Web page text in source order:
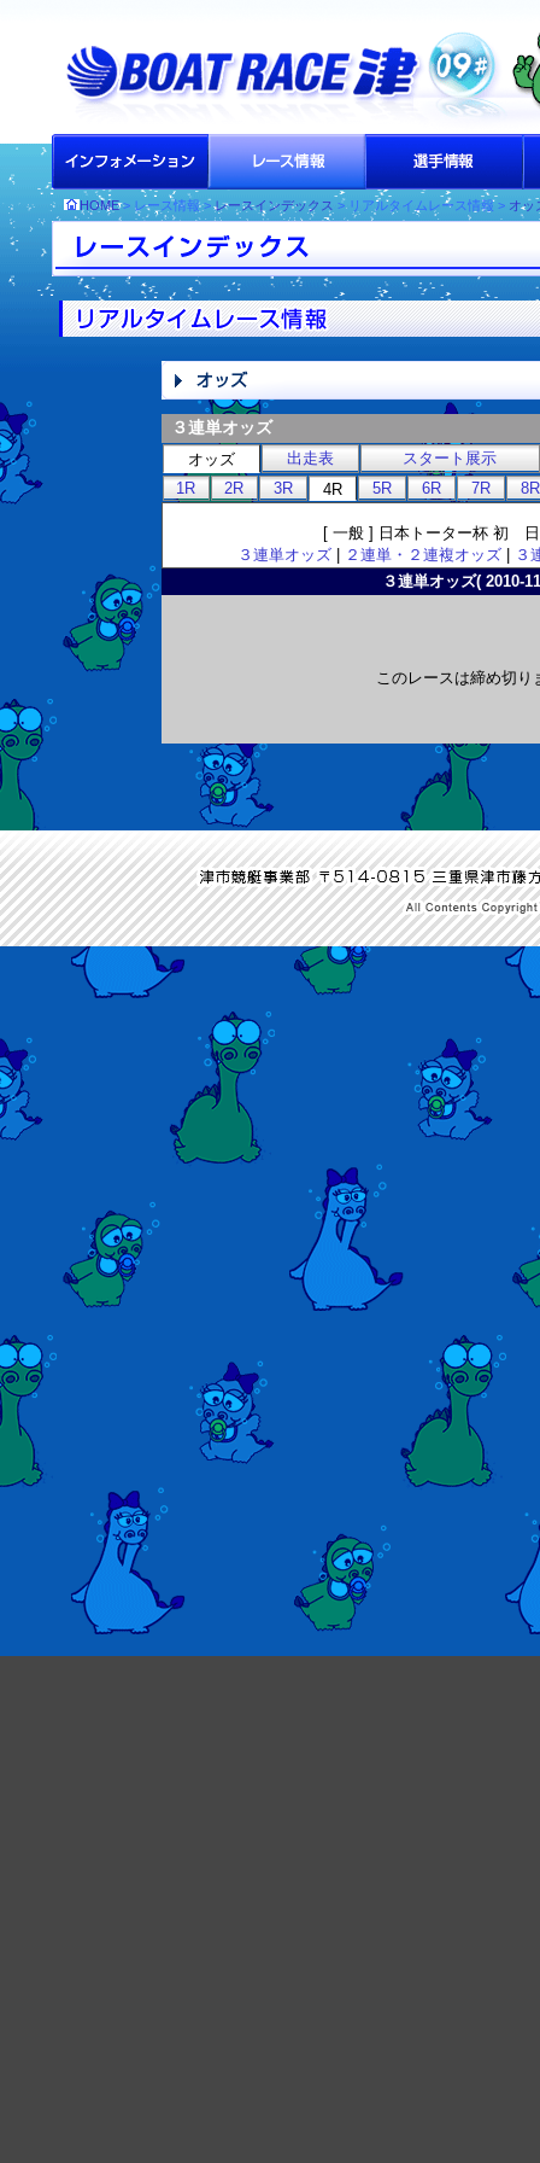
HOME> レース情報 >レースインデックス > リアルタイムレース情報 > オッ
３連単オッズ
オッズ 出走表
スタート展示
1R
2R 3R 4R 5R 6R 7R 8R
[ 一般 ] 日本トーター杯 初
３連単オッズ| ２連単・２連複オッズ|
３
３連単オッズ( 2010-
このレースは締め切り